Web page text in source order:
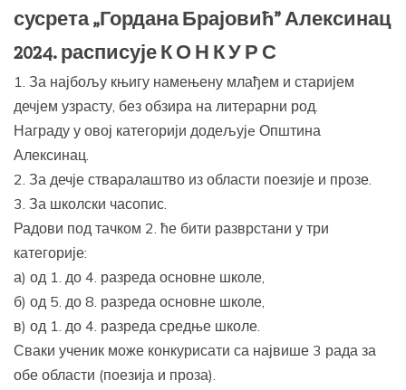
сусрета „Гордана Брајовић” Алексинац
2024. расписује К О Н К У Р С
1. За најбољу књигу намењену млађем и старијем
дечјем узрасту, без обзира на литерарни род.
Награду у овој категорији додељујe Општина
Алексинац.
2. За дечје стваралаштво из области поезије и прозе.
3. За школски часопис.
Радови под тачком 2. ће бити разврстани у три
категорије:
а) од 1. до 4. разреда основне школе,
б) од 5. до 8. разреда основне школе,
в) од 1. до 4. разреда средње школе.
Сваки ученик може конкурисати са највише 3 рада за
обе области (поезија и проза).